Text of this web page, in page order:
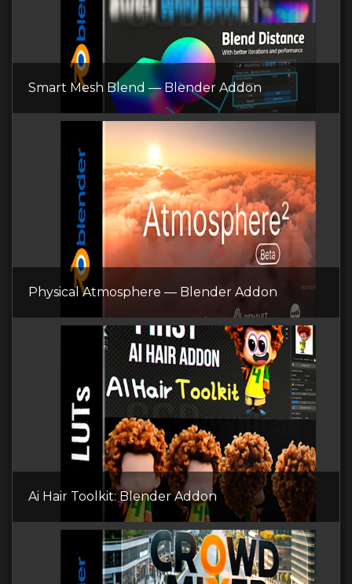
Smart Mesh Blend — Blender Addon
Physical Atmosphere — Blender Addon
Ai Hair Toolkit: Blender Addon